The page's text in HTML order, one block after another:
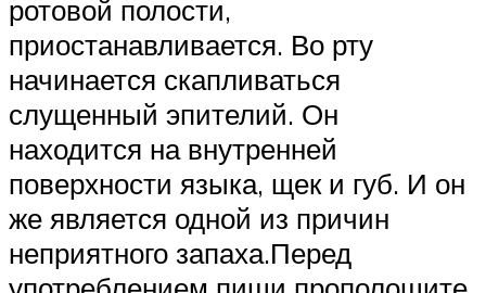
ротовой полости,
приостанавливается. Во рту
начинается скапливаться
слущенный эпителий. Он
находится на внутренней
поверхности языка, щек и губ. И он
же является одной из причин
неприятного запаха.Перед